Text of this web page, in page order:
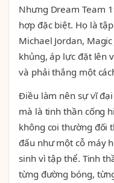
Nhưng Dream Team
hợp đặc biệt. Họ là
Michael Jordan,
khủng, áp lực đặt lên
và phải thắng một
Điều làm nên sự vĩ
mà là tinh thần cống
không coi thường đối
đấu như một cỗ máy
sinh vì tập thể. Tinh
từng đường bóng,